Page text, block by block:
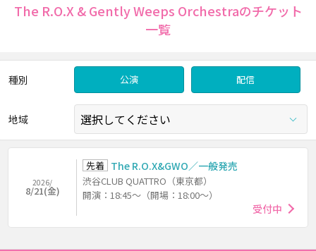
The R.O.X & Gently Weeps Orchestraのチケット
一覧
種別 公演 配信
地域
2026/
8/21(金)
先着 The R.O.X&GWO／一般発売
渋谷CLUB QUATTRO（東京都）
開演：18:45～（開場：18:00～）
受付中